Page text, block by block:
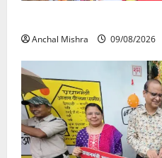
Anchal Mishra 09/08/2026